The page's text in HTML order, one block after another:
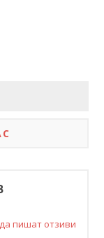
пишат отзиви